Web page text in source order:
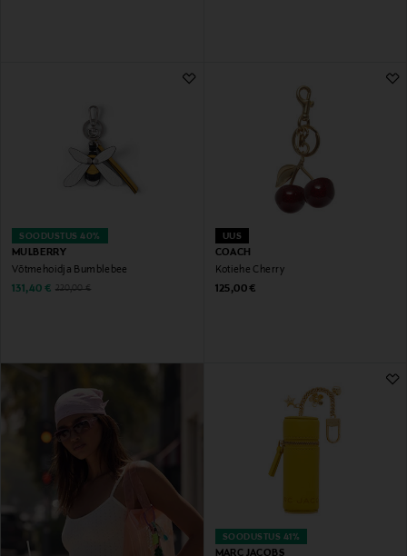
SOODUSTUS 40%
MULBERRY
Võtmehoidja Bumblebee
Discounted Price
131,40 € Original Price
220,00 €
UUS
COACH
Kotiehe Cherry
Original Price
125,00 €
SOODUSTUS 41%
MARC JACOBS